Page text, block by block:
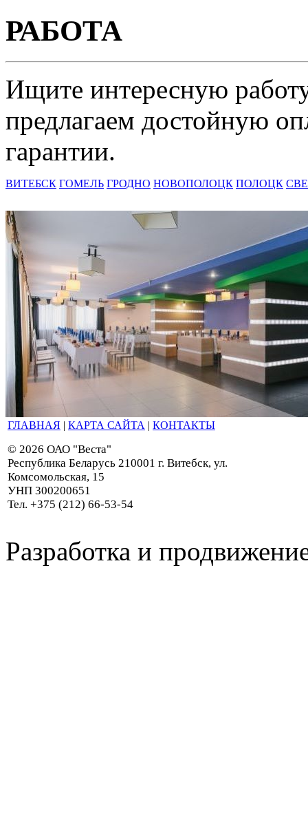
РАБОТА
Ищите интересную
предлагаем достойную
гарантии.
ВИТЕБСК ГОМЕЛЬ ГРОДНО НОВОПОЛОЦК ПОЛОЦК
ГЛАВНАЯ | КАРТА САЙТА | КОНТАКТЫ
© 2026 ОАО "Веста"
Республика Беларусь 210001 г. Витебск, ул.
Комсомольская, 15
УНП 300200651
Тел. +375 (212) 66-53-54
Разработка и